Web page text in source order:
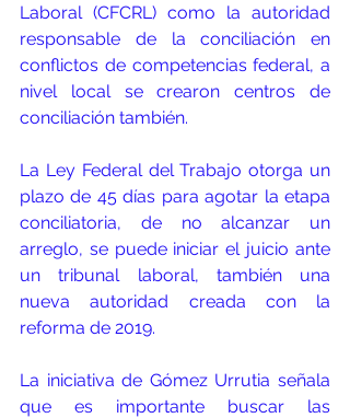
Laboral (CFCRL) como la autoridad
responsable de la conciliación en
conflictos de competencias federal, a
nivel local se crearon centros de
conciliación también.
La Ley Federal del Trabajo otorga un
plazo de 45 días para agotar la etapa
conciliatoria, de no alcanzar un
arreglo, se puede iniciar el juicio ante
un tribunal laboral, también una
nueva autoridad creada con la
reforma de 2019.
La iniciativa de Gómez Urrutia señala
que es importante buscar las